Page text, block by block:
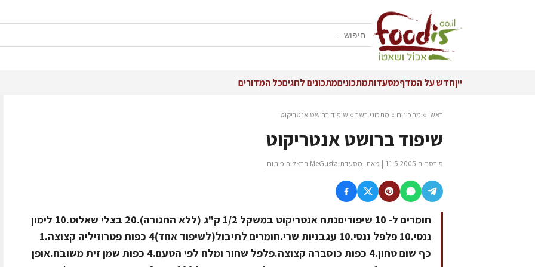
ייןחדש על המדףמסעדותמתכוניםמתכונים לחגיםכל המדורים
ראשי » מתכונים » מתכוני בשר » שיפוד ברושט אנטריקוט
שיפוד ברושט אנטריקוט
פורסם ב-11.5.2005 | מאת: מסעדת MeGusta הרצליה פיתוח
חומרים ל- 10 שיפודיםנתח אנטריקוט במשקל 1/2 ק"ג (ללא החגורה).20 בצלי שאלוט.10 לימון
ננסי.10 פלפל ננסי.10 עגבניות שרי.חומרים לתיבול(לשיפוד אחד)4 כפות פטרוזיליה קצוצה.1
כף שום טחון.4 כפות כוסברה קצוצה.פלפל שחור ומלח לפי הטעם.4 כפות שמן זית משובח.אופן